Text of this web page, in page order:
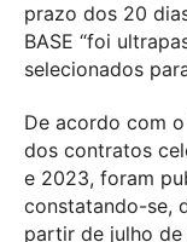
prazo dos 20
BASE “foi
selecionados
De acordo com
dos contratos
e 2023, foram
constatando-se,
partir de julho de